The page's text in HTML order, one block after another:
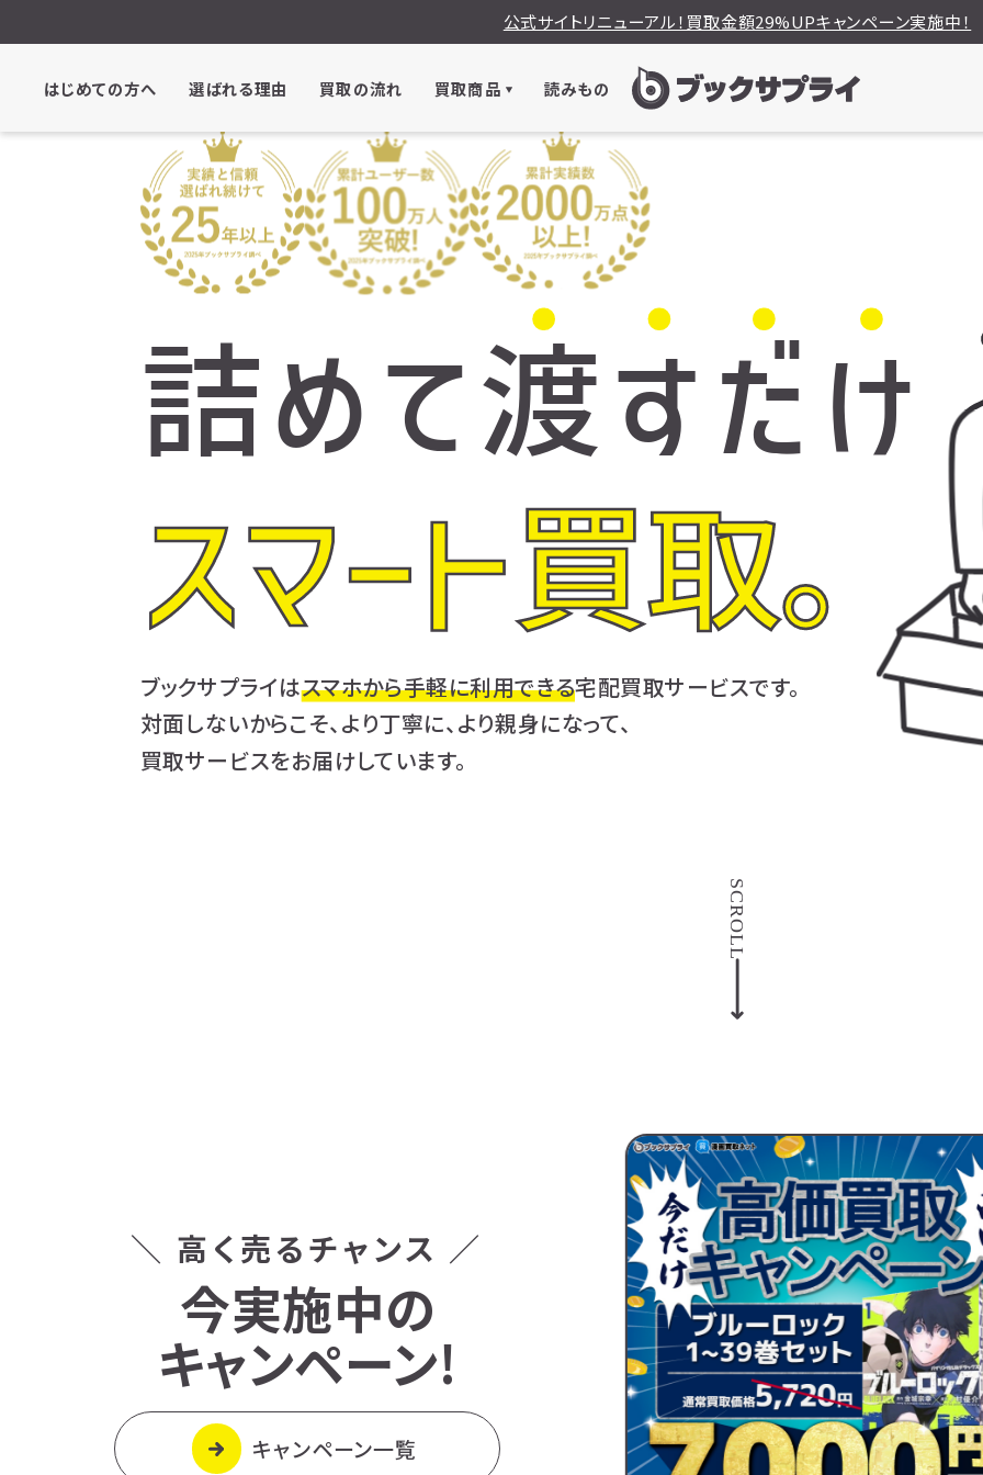
公式サイトリニューアル！買取金額29%UPキャンペーン実施中！
はじめての方へ 選ばれる理由 買取の流れ 買取商品 読みもの
詰めて渡す だ け
スマート買取。
ブックサプライはスマホから手軽に利用できる宅配買取サービスです。
対面しないからこそ、より丁寧に、より親身になって、
買取サービスをお届けしています。
＼ 高く売るチャンス ／
今実施中の
キャンペーン!
キャンペーン一覧